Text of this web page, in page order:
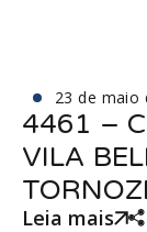
23 de maio
4461 –
VILA
Leia mais